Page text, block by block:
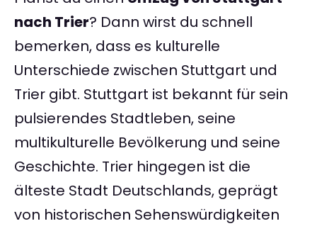
nach Trier? Dann wirst du schnell
bemerken, dass es kulturelle
Unterschiede zwischen Stuttgart und
Trier gibt. Stuttgart ist bekannt für sein
pulsierendes Stadtleben, seine
multikulturelle Bevölkerung und seine
Geschichte. Trier hingegen ist die
älteste Stadt Deutschlands, geprägt
von historischen Sehenswürdigkeiten